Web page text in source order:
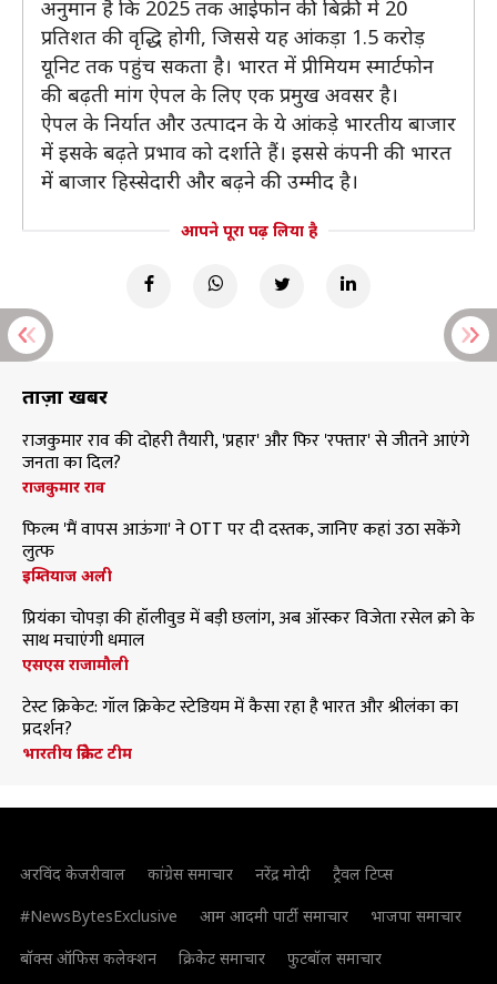
अनुमान है कि 2025 तक आईफोन की बिक्री में 20
प्रतिशत की वृद्धि होगी, जिससे यह आंकड़ा 1.5 करोड़
यूनिट तक पहुंच सकता है। भारत में प्रीमियम स्मार्टफोन
की बढ़ती मांग ऐपल के लिए एक प्रमुख अवसर है।
ऐपल के निर्यात और उत्पादन के ये आंकड़े भारतीय बाजार
में इसके बढ़ते प्रभाव को दर्शाते हैं। इससे कंपनी की भारत
में बाजार हिस्सेदारी और बढ़ने की उम्मीद है।
आपने पूरा पढ़ लिया है
ताज़ा खबरें
राजकुमार राव की दोहरी तैयारी, 'प्रहार' और फिर 'रफ्तार' से जीतने आएंगे
जनता का दिल?
राजकुमार राव
फिल्म 'मैं वापस आऊंगा' ने OTT पर दी दस्तक, जानिए कहां उठा सकेंगे
लुत्फ
इम्तियाज अली
प्रियंका चोपड़ा की हॉलीवुड में बड़ी छलांग, अब ऑस्कर विजेता रसेल क्रो के
साथ मचाएंगी धमाल
एसएस राजामौली
टेस्ट क्रिकेट: गॉल क्रिकेट स्टेडियम में कैसा रहा है भारत और श्रीलंका का
प्रदर्शन?
भारतीय क्रिकेट टीम
अरविंद केजरीवाल कांग्रेस समाचार नरेंद्र मोदी
ट्रैवल टिप्स
#NewsBytesExclusive
आम आदमी पार्टी समाचार
भाजपा समाचार
बॉक्स ऑफिस कलेक्शन
क्रिकेट समाचार फुटबॉल समाचार